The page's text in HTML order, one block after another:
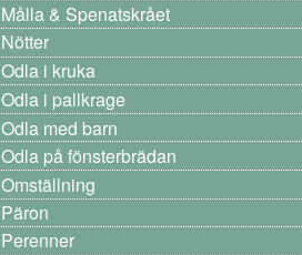
Målla & Spenatskrået
Nötter
Odla i kruka
Odla i pallkrage
Odla med barn
Odla på fönsterbrädan
Omställning
Päron
Perenner